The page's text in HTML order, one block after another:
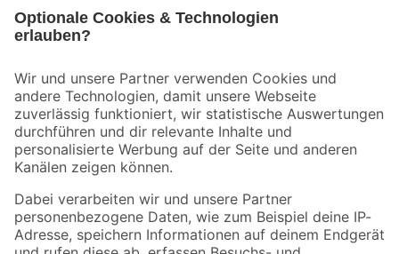
Der toom Newsletter: Keine Angebote und Aktionen mehr verpassen!
Zur Newsletter Anmeldung
Folge uns
Zahlungsarten Versandarten